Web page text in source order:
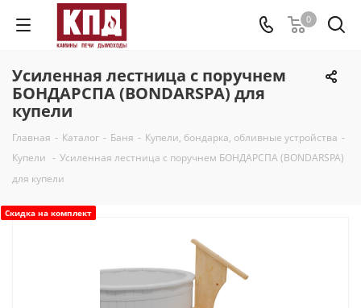
0
Усиленная лестница с поручнем
БОНДАРСПА (BONDARSPA) для
купели
Главная - Каталог - Баня - Купели, бондарка, обливные устройства -
Купели - Усиленная лестница с поручнем БОНДАРСПА (BONDARSPA)
для купели
Скидка на комплект